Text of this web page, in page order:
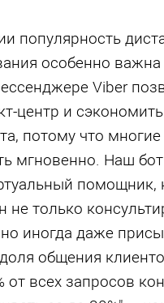
популярность
особенно важна
Viber
центр и
потому что
мгновенно. Наш бот
помощник,
не только
но иногда даже
общения
от всех запросов